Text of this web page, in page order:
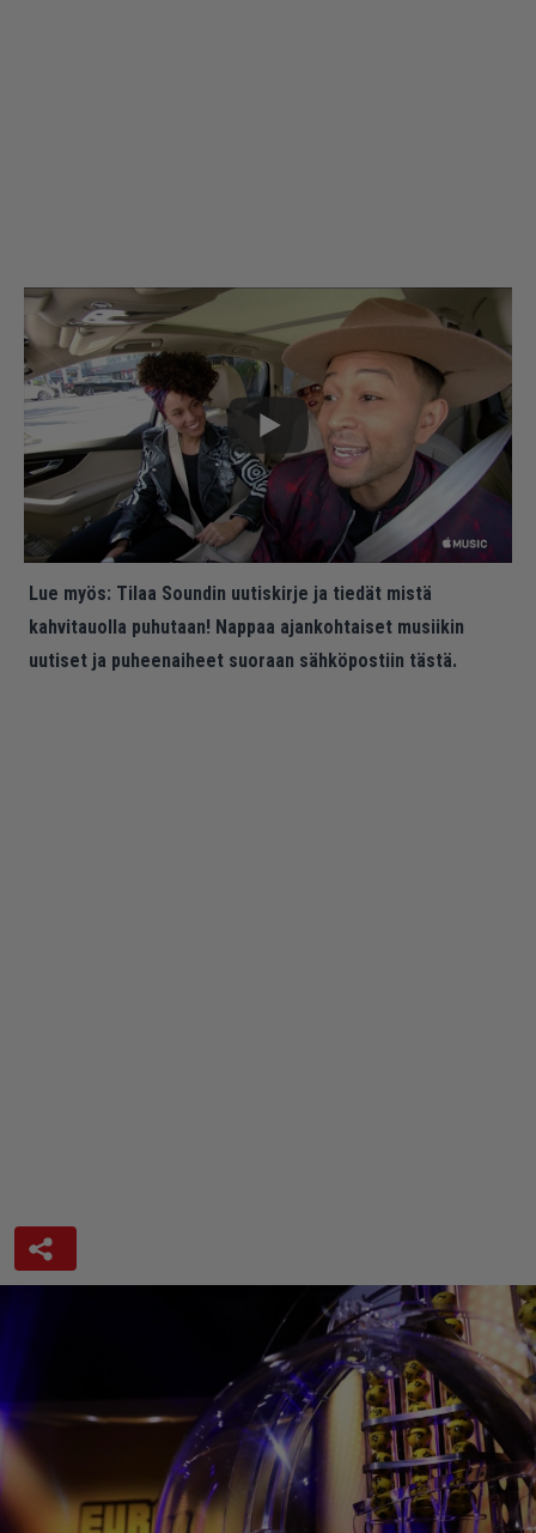
Lue myös: Tilaa Soundin uutiskirje ja tiedät mistä
kahvitauolla puhutaan! Nappaa ajankohtaiset musiikin
uutiset ja puheenaiheet suoraan sähköpostiin tästä.